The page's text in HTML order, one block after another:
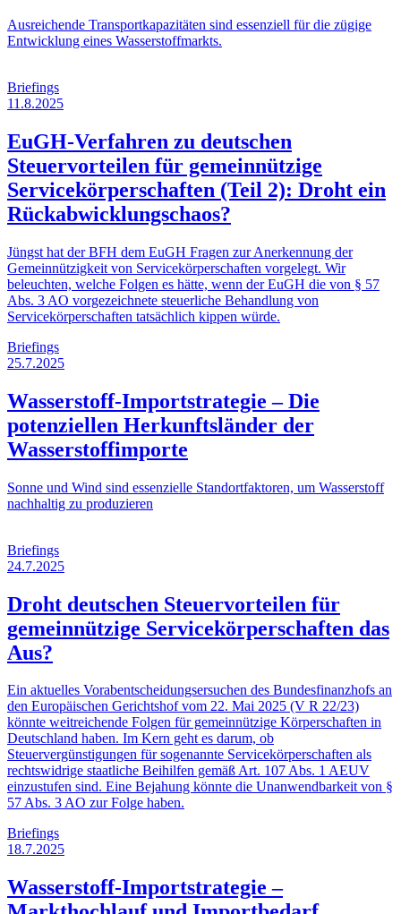
Ausreichende Transportkapazitäten sind essenziell für die zügige
Entwicklung eines Wasserstoffmarkts.
Briefings
11.8.2025
EuGH-Verfahren zu deutschen
Steuervorteilen für gemeinnützige
Servicekörperschaften (Teil 2): Droht ein
Rückabwicklungschaos?
Jüngst hat der BFH dem EuGH Fragen zur Anerkennung der
Gemeinnützigkeit von Servicekörperschaften vorgelegt. Wir
beleuchten, welche Folgen es hätte, wenn der EuGH die von § 57
Abs. 3 AO vorgezeichnete steuerliche Behandlung von
Servicekörperschaften tatsächlich kippen würde.
Briefings
25.7.2025
Wasserstoff-Importstrategie – Die
potenziellen Herkunftsländer der
Wasserstoffimporte
Sonne und Wind sind essenzielle Standortfaktoren, um Wasserstoff
nachhaltig zu produzieren
Briefings
24.7.2025
Droht deutschen Steuervorteilen für
gemeinnützige Servicekörperschaften das
Aus?
Ein aktuelles Vorabentscheidungsersuchen des Bundesfinanzhofs an
den Europäischen Gerichtshof vom 22. Mai 2025 (V R 22/23)
könnte weitreichende Folgen für gemeinnützige Körperschaften in
Deutschland haben. Im Kern geht es darum, ob
Steuervergünstigungen für sogenannte Servicekörperschaften als
rechtswidrige staatliche Beihilfen gemäß Art. 107 Abs. 1 AEUV
einzustufen sind. Eine Bejahung könnte die Unanwendbarkeit von §
57 Abs. 3 AO zur Folge haben.
Briefings
18.7.2025
Wasserstoff-Importstrategie –